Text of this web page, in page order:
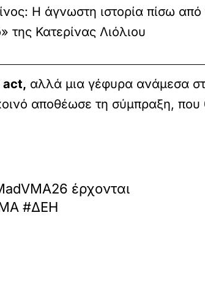
Η άγνωστη ιστορία πίσω από
της Κατερίνας Λιόλιου
act, αλλά μια γέφυρα ανάμεσα
αποθέωσε τη σύμπραξη,
έρχονται
#ΔΕΗ